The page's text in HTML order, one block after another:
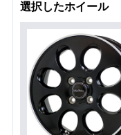
選択したホイール